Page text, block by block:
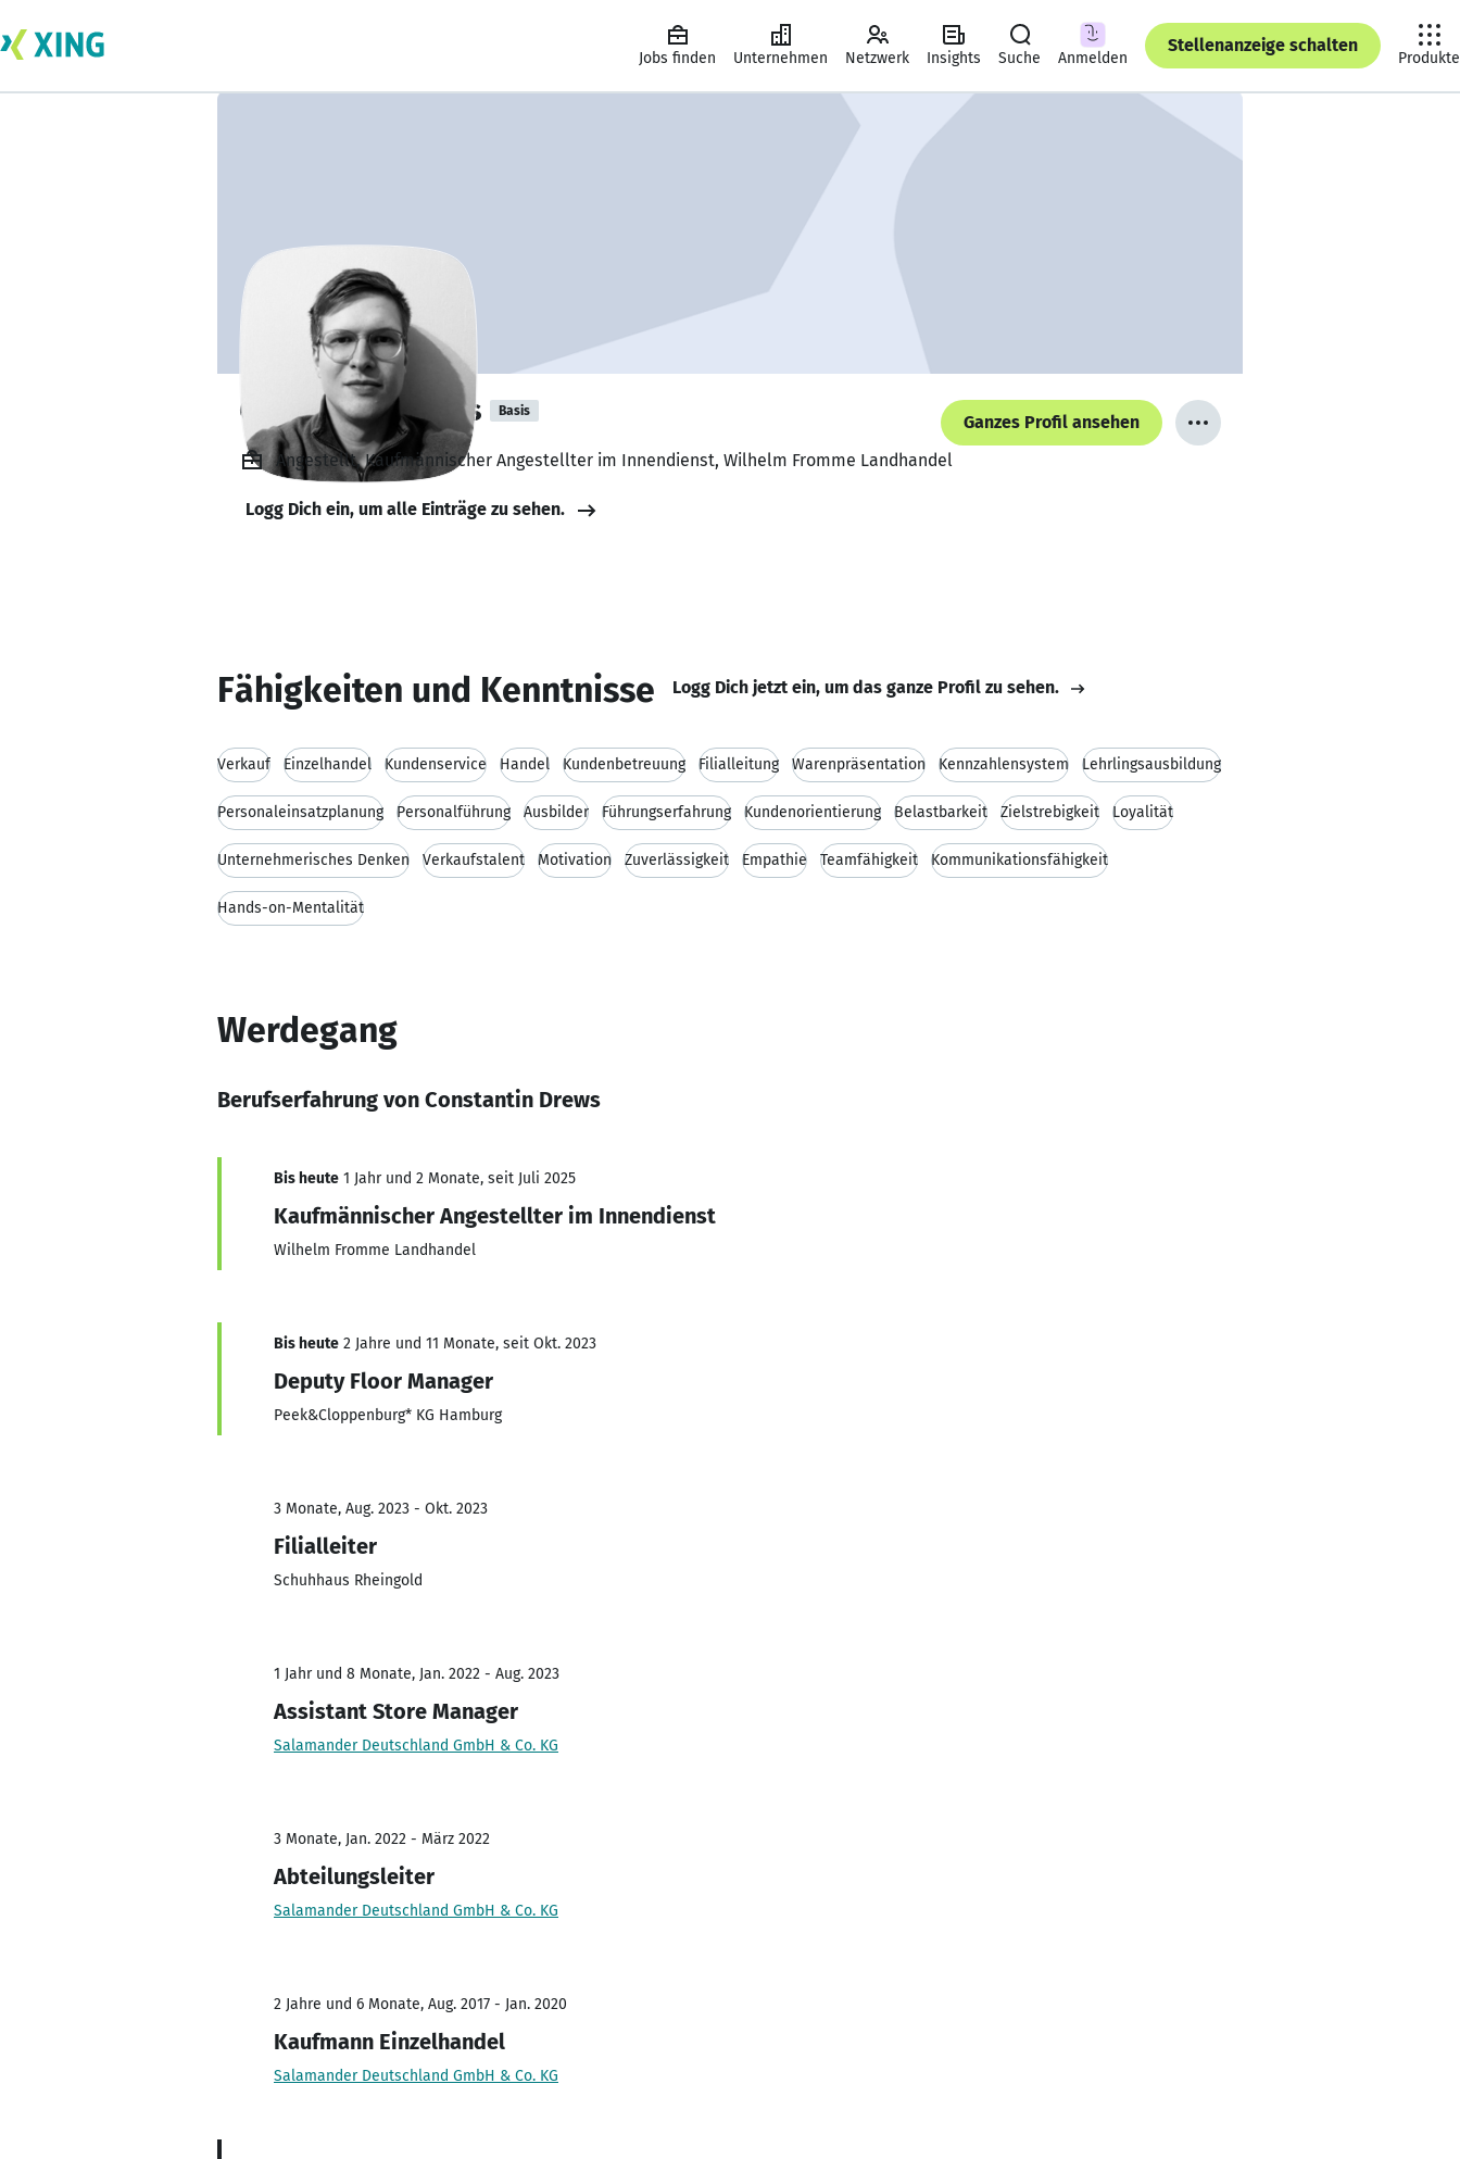
Jobs finden Unternehmen Netzwerk Insights Suche Anmelden
Stellenanzeige schalten
Produkte
Constantin Drews Basis
Ganzes Profil ansehen
Angestellt, Kaufmännischer Angestellter im Innendienst, Wilhelm Fromme Landhandel
Logg Dich ein, um alle Einträge zu sehen.
Fähigkeiten und Kenntnisse Logg Dich jetzt ein, um das ganze Profil zu sehen.
Verkauf Einzelhandel Kundenservice Handel Kundenbetreuung Filialleitung Warenpräsentation Kennzahlensystem Lehrlingsausbildung
Personaleinsatzplanung Personalführung Ausbilder Führungserfahrung Kundenorientierung Belastbarkeit Zielstrebigkeit Loyalität
Unternehmerisches Denken Verkaufstalent Motivation Zuverlässigkeit Empathie Teamfähigkeit Kommunikationsfähigkeit
Hands-on-Mentalität
Werdegang
Berufserfahrung von Constantin Drews
Bis heute 1 Jahr und 2 Monate, seit Juli 2025
Kaufmännischer Angestellter im Innendienst
Wilhelm Fromme Landhandel
Bis heute 2 Jahre und 11 Monate, seit Okt. 2023
Deputy Floor Manager
Peek&Cloppenburg* KG Hamburg
3 Monate, Aug. 2023 - Okt. 2023
Filialleiter
Schuhhaus Rheingold
1 Jahr und 8 Monate, Jan. 2022 - Aug. 2023
Assistant Store Manager
Salamander Deutschland GmbH & Co. KG
3 Monate, Jan. 2022 - März 2022
Abteilungsleiter
Salamander Deutschland GmbH & Co. KG
2 Jahre und 6 Monate, Aug. 2017 - Jan. 2020
Kaufmann Einzelhandel
Salamander Deutschland GmbH & Co. KG